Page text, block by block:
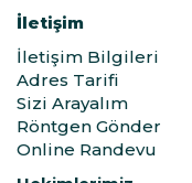
İletişim
İletişim Bilgileri
Adres Tarifi
Sizi Arayalım
Röntgen Gönder
Online Randevu